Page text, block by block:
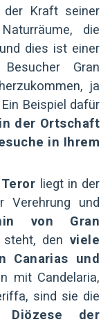
Kraft seiner
die
dies ist einer
Gran
ja
Beispiel dafür
der Ortschaft
in Ihrem
liegt in der
und
von Gran
steht, den viele
Canarias und
mit Candelaria,
sind sie die
Diözese der